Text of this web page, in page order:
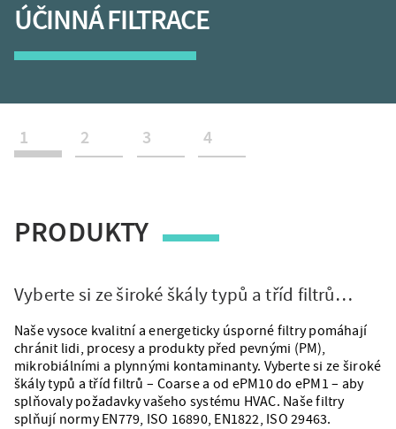
ÚČINNÁ FILTRACE
1 2 3 4
PRODUKTY
Vyberte si ze široké škály typů a tříd filtrů…
Naše vysoce kvalitní a energeticky úsporné filtry pomáhají
chránit lidi, procesy a produkty před pevnými (PM),
mikrobiálními a plynnými kontaminanty. Vyberte si ze široké
škály typů a tříd filtrů – Coarse a od ePM10 do ePM1 – aby
splňovaly požadavky vašeho systému HVAC. Naše filtry
splňují normy EN779, ISO 16890, EN1822, ISO 29463.